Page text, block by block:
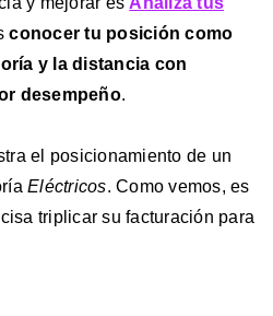
conocer tu posición como
y la distancia con
desempeño.
el posicionamiento de un
Eléctricos. Como vemos, es
triplicar su facturación para